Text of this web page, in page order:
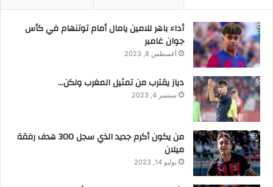
أداء باهر للامين يامال أمام توتنهام في كأس
جوان غامبر
أغسطس 8, 2023
دياز يقترب من تمثيل المغرب ولكن…
سبتمبر 4, 2023
من يكون أكرم جديد الذي سجل 300 هدف رفقة
ميلان
يوليو 14, 2023